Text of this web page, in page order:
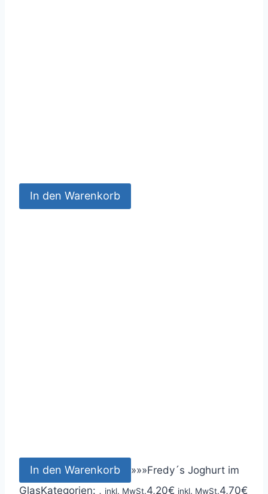
In den Warenkorb
In den Warenkorb »»»Fredy´s Joghurt im
GlasKategorien: , inkl. MwSt.4,20€ inkl. MwSt.4,70€